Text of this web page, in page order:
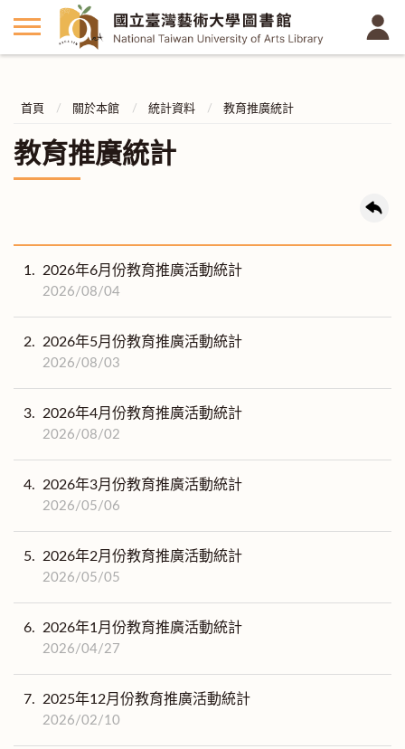
首頁 關於本館 統計資料 教育推廣統計
教育推廣統計
1. 2026年6月份教育推廣活動統計
2026/08/04
2. 2026年5月份教育推廣活動統計
2026/08/03
3. 2026年4月份教育推廣活動統計
2026/08/02
4. 2026年3月份教育推廣活動統計
2026/05/06
5. 2026年2月份教育推廣活動統計
2026/05/05
6. 2026年1月份教育推廣活動統計
2026/04/27
7. 2025年12月份教育推廣活動統計
2026/02/10